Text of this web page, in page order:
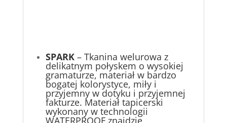
SPARK– Tkanina welurowa z
delikatnym połyskem o wysokiej
gramaturze, materiał w bardzo
bogatej kolorystyce, miły i
przyjemny w dotyku i przyjemnej
fakturze. Materiał tapicerski
wykonany w technologii